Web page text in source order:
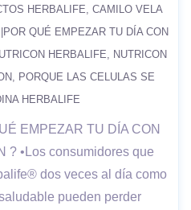
HERBALIFE CAMILO VELA
QUÉ EMPEZAR TU DÍA CON
HERBALIFE
NUTRICON
PORQUE LAS CELULAS SE
HERBALIFE
EMPEZAR TU DÍA CON
? •Los consumidores que
dos veces al día como
pueden perder